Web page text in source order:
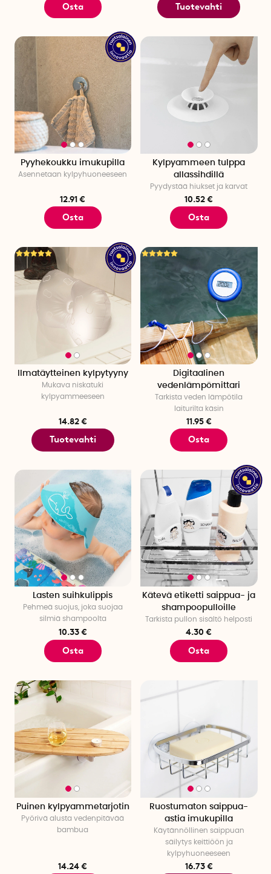
Osta Tuotevahti
Pyyhekoukku imukupilla
Asennetaan kylpyhuoneeseen
12.91 €
Osta
Kylpyammeen tulppa
allassihdillä
Pyydystää hiukset ja karvat
10.52 €
Osta
Ilmatäytteinen kylpytyyny
Mukava niskatuki
kylpyammeeseen
14.82 €
Tuotevahti
Digitaalinen
vedenlämpömittari
Tarkista veden lämpötila
laiturilta käsin
11.95 €
Osta
Lasten suihkulippis
Pehmeä suojus, joka suojaa
silmiä shampoolta
10.33 €
Osta
Kätevä etiketti saippua- ja
shampoopulloille
Tarkista pullon sisältö helposti
4.30 €
Osta
Puinen kylpyammetarjotin
Pyörivä alusta vedenpitävää
bambua
14.24 €
Ruostumaton saippua-
astia imukupilla
Käytännöllinen saippuan
säilytys keittiöön ja
kylpyhuoneeseen
16.73 €